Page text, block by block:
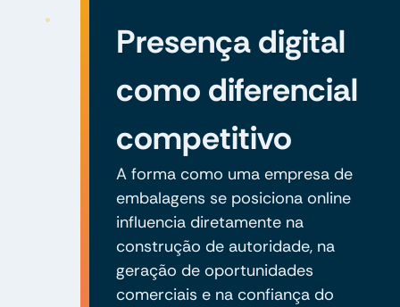
Presença digital
como diferencial
competitivo
A forma como uma empresa de
embalagens se posiciona online
influencia diretamente na
construção de autoridade, na
geração de oportunidades
comerciais e na confiança do